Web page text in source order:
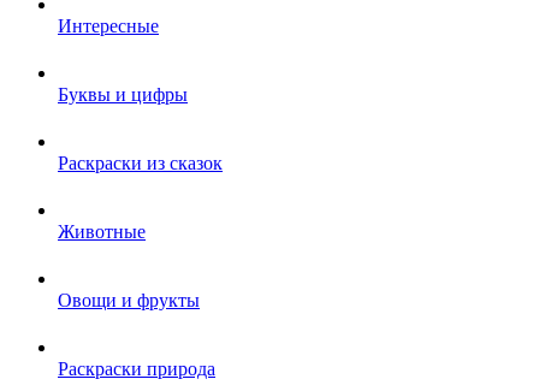
Интересные
Буквы и цифры
Раскраски из сказок
Животные
Овощи и фрукты
Раскраски природа